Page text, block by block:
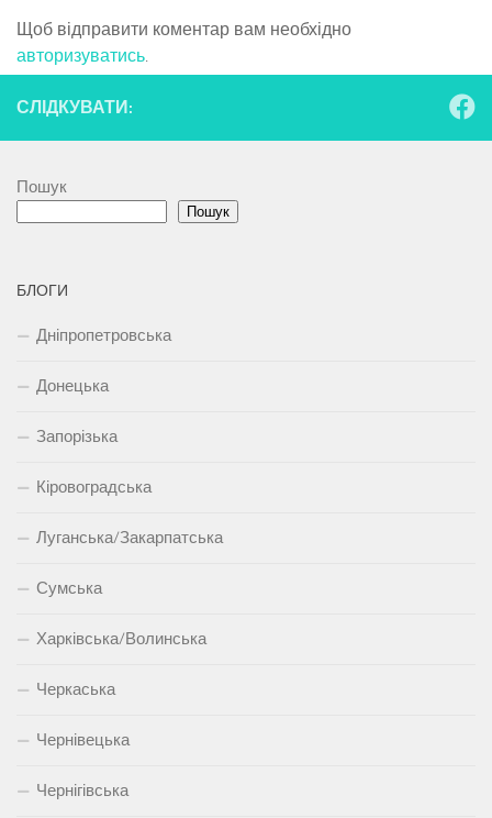
Щоб відправити коментар вам необхідно
авторизуватись
СЛІДКУВАТИ:
Пошук
Пошук
БЛОГИ
Дніпропетровська
Донецька
Запорізька
Кіровоградська
Луганська/Закарпатська
Сумська
Харківська/Волинська
Черкаська
Чернівецька
Чернігівська